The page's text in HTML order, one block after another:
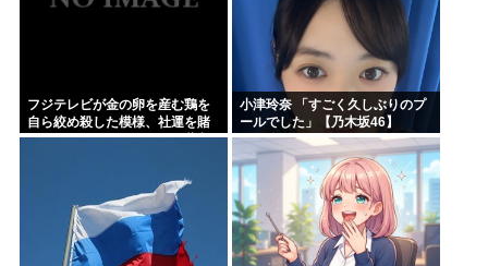
フジテレビが金の卵を産む鶏を
自ら絞め殺した模様、社運を賭
けたドル箱コンテンツが御蔵入
小津玲奈 「すごく久しぶりのプ
ールでした」【乃木坂46】